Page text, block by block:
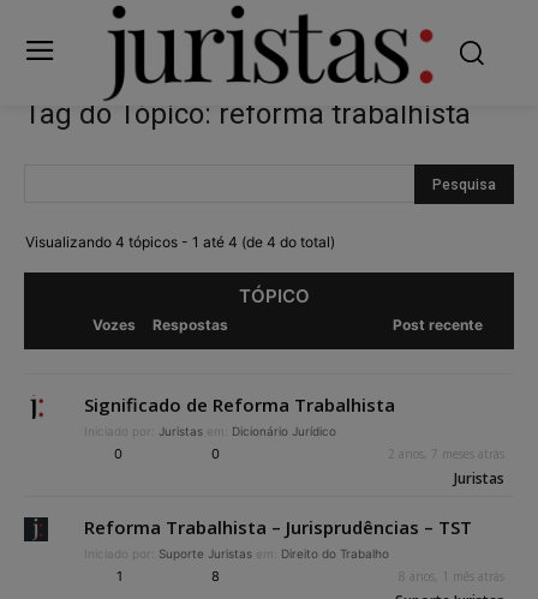
Tag do Tópico: reforma trabalhista
Visualizando 4 tópicos - 1 até 4 (de 4 do total)
TÓPICO
Vozes Respostas Post recente
Significado de Reforma Trabalhista
Iniciado por: Juristas em: Dicionário Jurídico
0 0 2 anos, 7 meses atrás
Juristas
Reforma Trabalhista – Jurisprudências – TST
Iniciado por: Suporte Juristas em: Direito do Trabalho
1 8 8 anos, 1 mês atrás